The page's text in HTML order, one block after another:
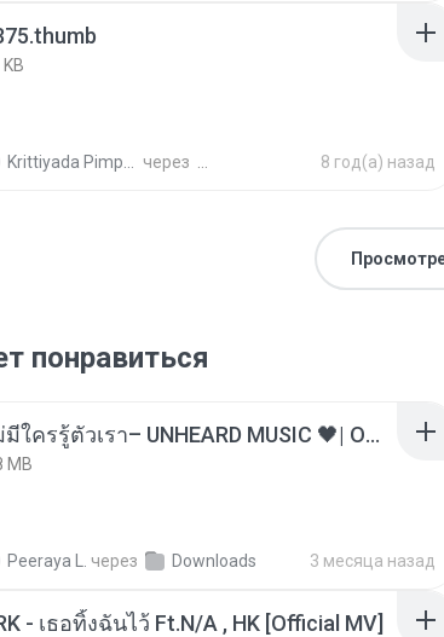
Krittiyada Pimpalai через 8 год(а) назад
понравиться
ไม่มีใครรู้ตัวเรา– UNHEARD MUSIC 🖤| Official Lyric Video | เพลงสู้ชีวิต
MB
Peeraya L. через Downloads 3 месяца назад
- เธอทิ้งฉันไว้ Ft.N/A , HK [Official MV]